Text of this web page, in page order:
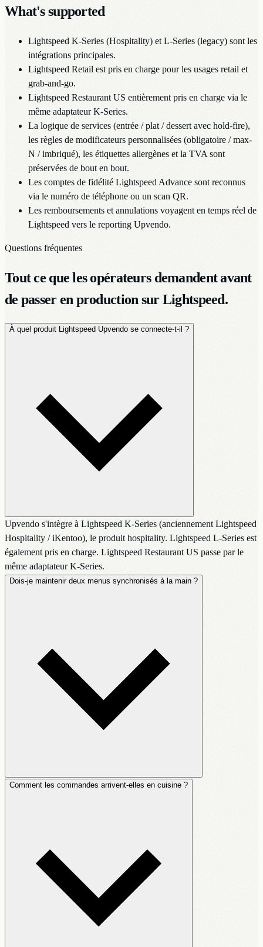
What's supported
Lightspeed K-Series (Hospitality) et L-Series (legacy) sont les
intégrations principales.
Lightspeed Retail est pris en charge pour les usages retail et
grab-and-go.
Lightspeed Restaurant US entièrement pris en charge via le
même adaptateur K-Series.
La logique de services (entrée / plat / dessert avec hold-fire),
les règles de modificateurs personnalisées (obligatoire / max-
N / imbriqué), les étiquettes allergènes et la TVA sont
préservées de bout en bout.
Les comptes de fidélité Lightspeed Advance sont reconnus
via le numéro de téléphone ou un scan QR.
Les remboursements et annulations voyagent en temps réel de
Lightspeed vers le reporting Upvendo.
Questions fréquentes
Tout ce que les opérateurs demandent avant
de passer en production sur Lightspeed.
À quel produit Lightspeed Upvendo se connecte-t-il ?
Upvendo s'intègre à Lightspeed K-Series (anciennement Lightspeed
Hospitality / iKentoo), le produit hospitality. Lightspeed L-Series est
également pris en charge. Lightspeed Restaurant US passe par le
même adaptateur K-Series.
Dois-je maintenir deux menus synchronisés à la main ?
Comment les commandes arrivent-elles en cuisine ?